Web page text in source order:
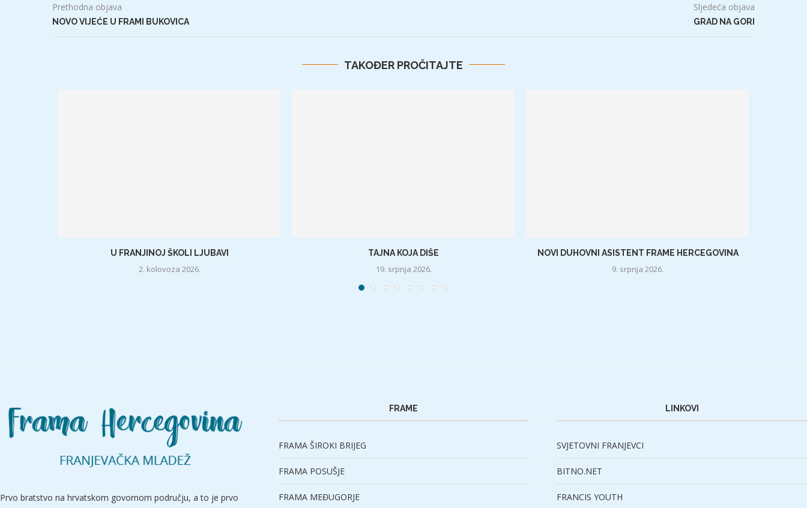
Prethodna objava
NOVO VIJEĆE U FRAMI BUKOVICA
Sljedeća objava
GRAD NA GORI
TAKOĐER PROČITAJTE
U FRANJINOJ ŠKOLI LJUBAVI
2. kolovoza 2026.
TAJNA KOJA DIŠE
19. srpnja 2026.
NOVI DUHOVNI ASISTENT FRAME HERCEGOVINA
9. srpnja 2026.
Prvo bratstvo na hrvatskom govornom području, a to je prvo
FRAME
FRAMA ŠIROKI BRIJEG
FRAMA POSUŠJE
FRAMA MEĐUGORJE
LINKOVI
SVJETOVNI FRANJEVCI
BITNO.NET
FRANCIS YOUTH